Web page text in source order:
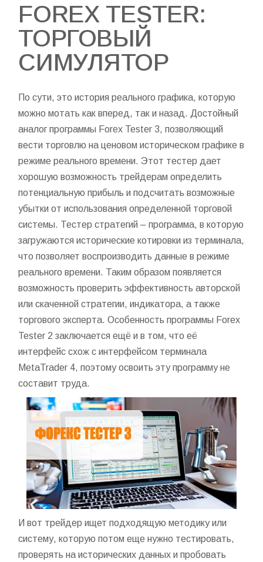
FOREX TESTER:
ТОРГОВЫЙ
СИМУЛЯТОР
По сути, это история реального графика, которую
можно мотать как вперед, так и назад. Достойный
аналог программы Forex Tester 3, позволяющий
вести торговлю на ценовом историческом графике в
режиме реального времени. Этот тестер дает
хорошую возможность трейдерам определить
потенциальную прибыль и подсчитать возможные
убытки от использования определенной торговой
системы. Тестер стратегий – программа, в которую
загружаются исторические котировки из терминала,
что позволяет воспроизводить данные в режиме
реального времени. Таким образом появляется
возможность проверить эффективность авторской
или скаченной стратегии, индикатора, а также
торгового эксперта. Особенность программы Forex
Tester 2 заключается ещё и в том, что её
интерфейс схож с интерфейсом терминала
MetaTrader 4, поэтому освоить эту программу не
составит труда.
И вот трейдер ищет подходящую методику или
систему, которую потом еще нужно тестировать,
проверять на исторических данных и пробовать